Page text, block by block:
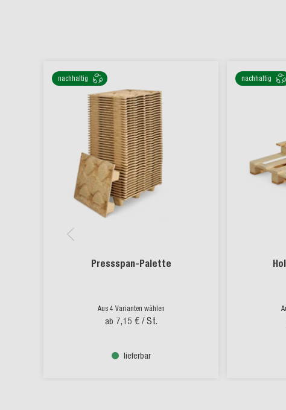
nachhaltig
Pressspan-Palette
Aus 4 Varianten wählen
ab 7,15 € / St.
lieferbar
nachhaltig